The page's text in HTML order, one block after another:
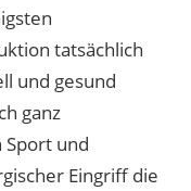
tatsächlich
und gesund
ganz
und
Eingriff die